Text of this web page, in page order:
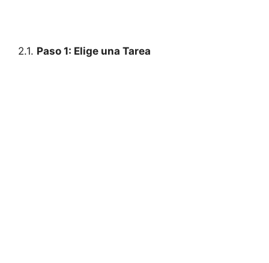
2.1. Paso 1: Elige una Tarea